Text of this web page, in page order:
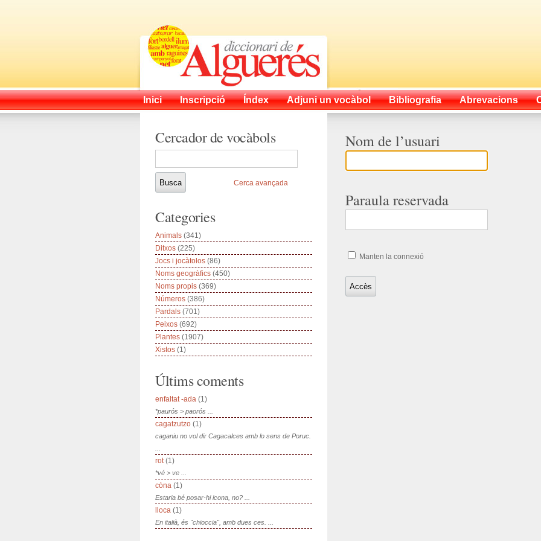
Inici Inscripció Índex Adjuni un vocàbol Bibliografia Abrevacions
Nom de l’usuari
Paraula reservada
Manten la connexió
Cercador de vocàbols
Cerca avançada
Categories
Animals (341)
Ditxos (225)
Jocs i jocàtolos (86)
Noms geogràfics (450)
Noms propis (369)
Números (386)
Pardals (701)
Peixos (692)
Plantes (1907)
Xistos (1)
Últims coments
enfaltat -ada (1)
*paurós > paorós ...
cagatzutzo (1)
caganiu no vol dir Cagacalces amb lo sens de Poruc.
rot(1)
*vé > ve ...
còna (1)
Estaria bé posar-hi icona, no? ...
lloca (1)
En italià, és "chioccia", amb dues ces. ...